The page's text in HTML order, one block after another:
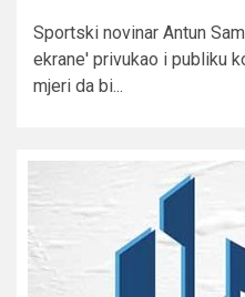
Sportski novinar Antun
ekrane' privukao i publiku
mjeri da bi...